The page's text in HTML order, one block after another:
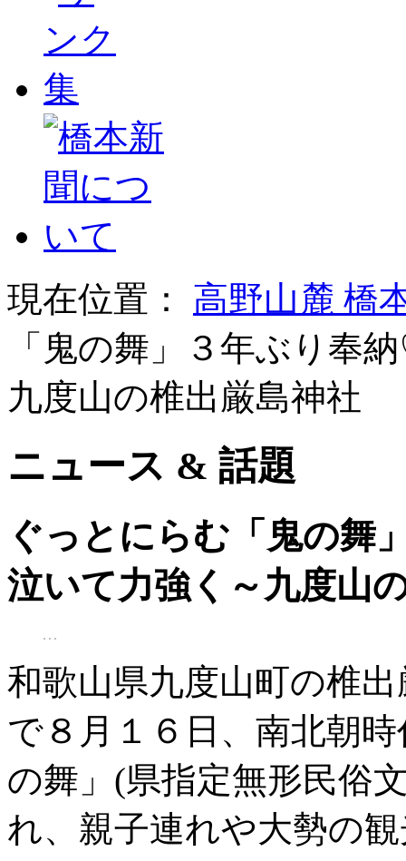
現在位置： 高野山麓 橋
「鬼の舞」３年ぶり奉
九度山の椎出厳島神社
ニュース & 話題
ぐっとにらむ「鬼の舞
泣いて力強く～九度山
和歌山県九度山町の椎
で８月１６日、南北朝
の舞」(県指定無形民俗
れ、親子連れや大勢の